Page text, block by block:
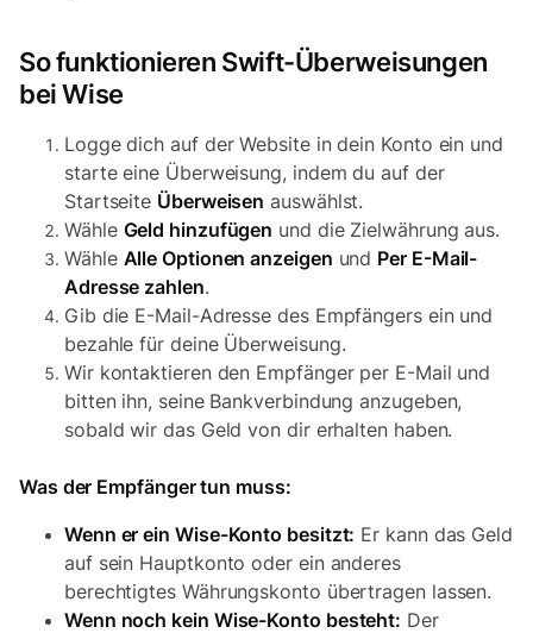
So funktionieren Swift-Überweisungen
bei Wise
Logge dich auf der Website in dein Konto ein und
starte eine Überweisung, indem du auf der
Startseite Überweisen auswählst.
Wähle Geld hinzufügen und die Zielwährung aus.
Wähle Alle Optionen anzeigen und Per E-Mail-
Adresse zahlen.
Gib die E-Mail-Adresse des Empfängers ein und
bezahle für deine Überweisung.
Wir kontaktieren den Empfänger per E-Mail und
bitten ihn, seine Bankverbindung anzugeben,
sobald wir das Geld von dir erhalten haben.
Was der Empfänger tun muss:
Wenn er ein Wise-Konto besitzt: Er kann das Geld
auf sein Hauptkonto oder ein anderes
berechtigtes Währungskonto übertragen lassen.
Wenn noch kein Wise-Konto besteht: Der